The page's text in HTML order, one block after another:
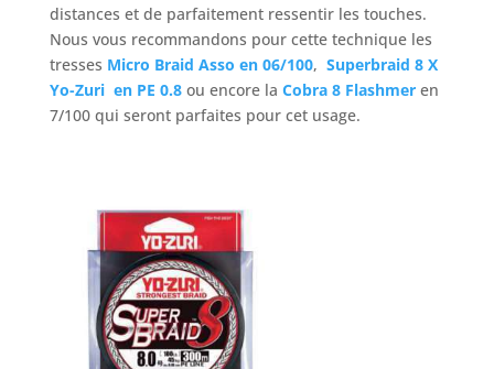
distances et de parfaitement ressentir les touches.
Nous vous recommandons pour cette technique les
tresses Micro Braid Asso en 06/100, Superbraid 8 X
Yo-Zuri en PE 0.8 ou encore la Cobra 8 Flashmer en
7/100 qui seront parfaites pour cet usage.